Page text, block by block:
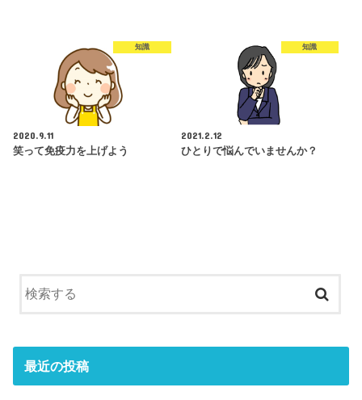
知識
2020.9.11
笑って免疫力を上げよう
知識
2021.2.12
ひとりで悩んでいませんか？
最近の投稿